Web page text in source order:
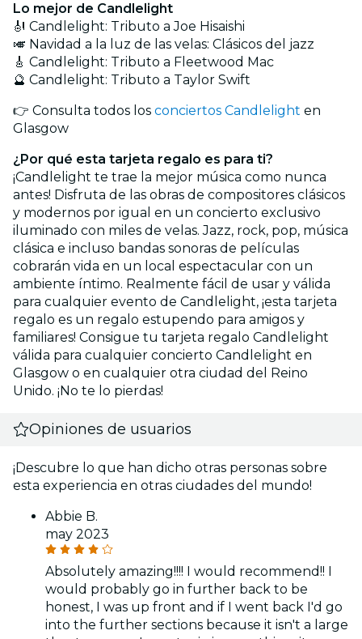
Lo mejor de Candlelight
🎻 Candlelight: Tributo a Joe Hisaishi
🎺 Navidad a la luz de las velas: Clásicos del jazz
🎸 Candlelight: Tributo a Fleetwood Mac
🔮 Candlelight: Tributo a Taylor Swift
👉 Consulta todos los conciertos Candlelight en
Glasgow
¿Por qué esta tarjeta regalo es para ti?
¡Candlelight te trae la mejor música como nunca
antes! Disfruta de las obras de compositores clásicos
y modernos por igual en un concierto exclusivo
iluminado con miles de velas. Jazz, rock, pop, música
clásica e incluso bandas sonoras de películas
cobrarán vida en un local espectacular con un
ambiente íntimo. Realmente fácil de usar y válida
para cualquier evento de Candlelight, ¡esta tarjeta
regalo es un regalo estupendo para amigos y
familiares! Consigue tu tarjeta regalo Candlelight
válida para cualquier concierto Candlelight en
Glasgow o en cualquier otra ciudad del Reino
Unido. ¡No te lo pierdas!
Opiniones de usuarios
¡Descubre lo que han dicho otras personas sobre
esta experiencia en otras ciudades del mundo!
Abbie B.
may 2023
Absolutely amazing!!!! I would recommend!! I
would probably go in further back to be
honest, I was up front and if I went back I'd go
into the further sections because it isn't a large